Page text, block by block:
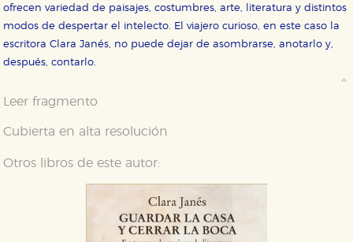
ofrecen variedad de paisajes, costumbres, arte, literatura y distintos
modos de despertar el intelecto. El viajero curioso, en este caso la
escritora Clara Janés, no puede dejar de asombrarse, anotarlo y,
después, contarlo.
Leer fragmento
Cubierta en alta resolución
Otros libros de este autor: